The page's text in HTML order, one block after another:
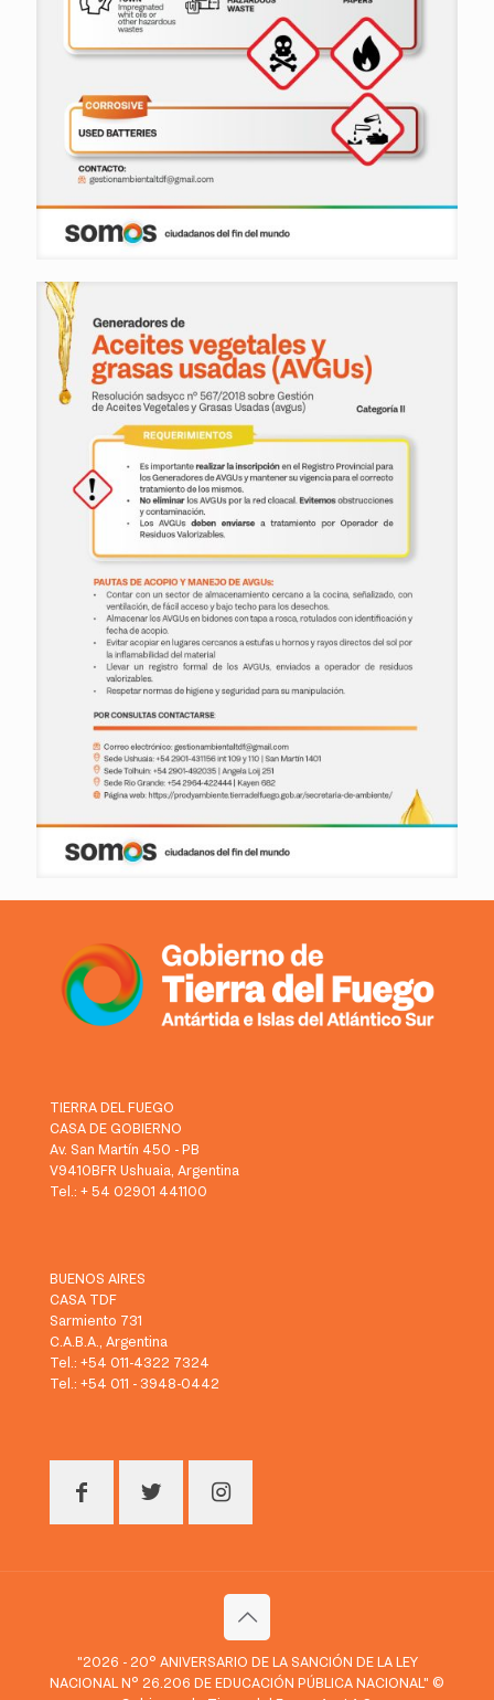
TIERRA DEL FUEGO
CASA DE GOBIERNO
Av. San Martín 450 - PB
V9410BFR Ushuaia, Argentina
Tel.: + 54 02901 441100
BUENOS AIRES
CASA TDF
Sarmiento 731
C.A.B.A., Argentina
Tel.: +54 011-4322 7324
Tel.: +54 011 - 3948-0442
"2026 - 20° ANIVERSARIO DE LA SANCIÓN DE LA LEY
NACIONAL N° 26.206 DE EDUCACIÓN PÚBLICA NACIONAL" ©